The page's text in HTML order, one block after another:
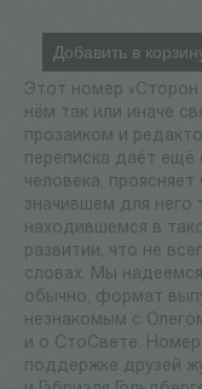
Добавить в
Этот номер «Сторон
нём так или иначе
прозаиком и
переписка даёт ещё
человека,
значившем для него
находившемся в
развитии, что не
словах. Мы
обычно, формат
незнакомым с
и о СтоСвете.
поддержке друзей